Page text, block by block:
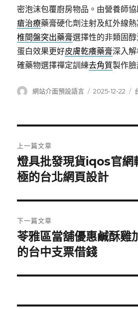
密泡沫包覆廚房物品。由營養師
瘡治療藥膏硬化劑注射及紅外線
椎間盤突出藥膏選擇性的非類固
蛋白效果更好皮膚乾癢藥膏深入
確藥物選擇禪定訓練去角質製作臉
作
網站介面預設語言
發
2025-12-22
章
導
覽
上一篇文章
上
一
文
章:
燈具批發現貨iqos官網
極的台北網頁設計
下一篇文章
下
一
文
苓雅區當舖優惠鹹酥雞
的台中支票借錢